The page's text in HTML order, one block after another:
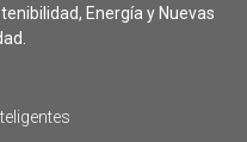
Energía y Nuevas